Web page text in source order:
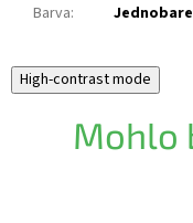
Barva:
High-contrast mode
Mohlo